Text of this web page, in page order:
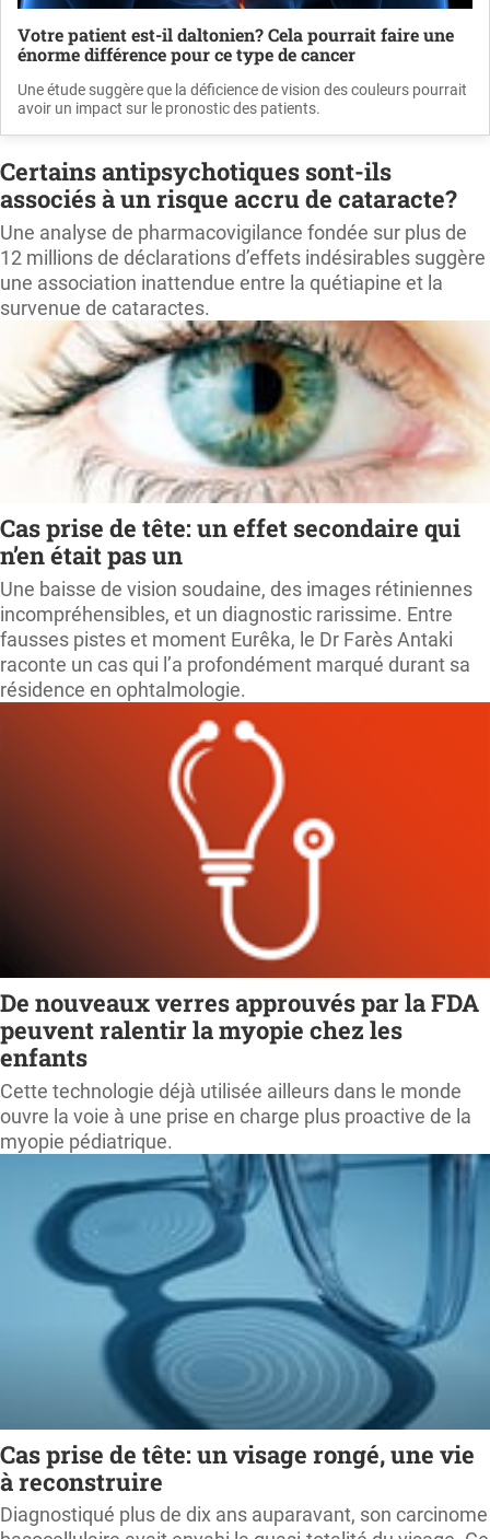
Votre patient est-il daltonien? Cela pourrait faire une
énorme différence pour ce type de cancer
Une étude suggère que la déficience de vision des couleurs pourrait
avoir un impact sur le pronostic des patients.
Certains antipsychotiques sont-ils
associés à un risque accru de cataracte?
Une analyse de pharmacovigilance fondée sur plus de
12 millions de déclarations d’effets indésirables suggère
une association inattendue entre la quétiapine et la
survenue de cataractes.
Cas prise de tête: un effet secondaire qui
n’en était pas un
Une baisse de vision soudaine, des images rétiniennes
incompréhensibles, et un diagnostic rarissime. Entre
fausses pistes et moment Eurêka, le Dr Farès Antaki
raconte un cas qui l’a profondément marqué durant sa
résidence en ophtalmologie.
De nouveaux verres approuvés par la FDA
peuvent ralentir la myopie chez les
enfants
Cette technologie déjà utilisée ailleurs dans le monde
ouvre la voie à une prise en charge plus proactive de la
myopie pédiatrique.
Cas prise de tête: un visage rongé, une vie
à reconstruire
Diagnostiqué plus de dix ans auparavant, son carcinome